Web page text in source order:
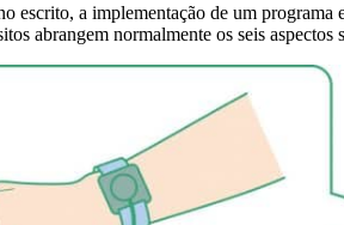
escrito, a implementação de um
abrangem normalmente os seis aspectos